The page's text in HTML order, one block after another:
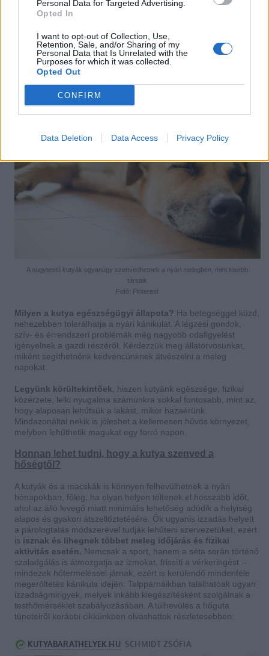
Personal Data for Targeted Advertising.
Opted In
I want to opt-out of Collection, Use,
Retention, Sale, and/or Sharing of my
Personal Data that Is Unrelated with the
Purposes for which it was collected.
Opted Out
CONFIRM
Data Deletion Data Access Privacy Policy
páran, akik ránézésre magasabbak a méretkategóriába tartozó
társaiknál. A nyúlánk whippetek és a kis olasz agár például
vékony bundájuk, a testmérethez mérten csekélyebb testsúly és
a minimális zsírszövet nem biztosít nekik elegendő védelmet
sem a hideg, sem a meleg ellen. Járjunk el óvatosan a légkondi
használatakor, nehogy kedvencünk egészsége szenvedje meg a
jószándékot.
A nagytestű kutyák ugyanúgy szenvedhetnek a nyári melegben, mint kisebb
társaik
Fotó: Pinterest
Milyen a kutya egészségügyi állapota? Ha betegséggel küzd,
nehezebben tolerálhatja a nyári kánikulát. A légzési gondok,
szív- és érrendszeri problémák még nagyobb odafigyelést
igényelnek a gazdi részéről. Kérdezzük meg állatorvosunkat,
miként segíthetnénk kedvencünknek átvészelni a meleg
napokat.
Legyünk körültekintőek , hiszen kutyánk egészsége, fizikai
közérzete, lelki nyugalma számunkra sokkal fontosabb, mint az,
hogy alaposan lehűtsük a lakást, mikor hazaérünk.
Mindazonáltal nekik is jóleshet a kellemesen hűvös környezet,
melyben lehűthetik magukat egy forró napon.
Honnan lehet tudni, hogy a kutya szenved a
hőségtől?
A kutyák és a macskák is könnyen felhevülhetnek a nyári
hónapokban, főleg, ha olyan helyen töltenek el hosszabb időt,
ahol az álló levegő miatt minimális lehetőség adódik a helyiség
alapos és gyakori átszellőztetésére. Ők ugyanis izzadás helyett
a párologtatás módszerével tudják lehűteni szervezetüket, ezért
is isznak és lihegnek többet meleg időjárás és fizikai
aktivitás esetén. Nemcsak a sport, hanem a séta során történő
szaladgálás is átmozgatja az izmokat, frissíti a vérkeringést –
mindezek hőtermeléssel járnak, ezért is kerülendő mindenféle
megerőltetés kánikula idején. Talppárnáikban találhatóak ugyan
izzadságmirigyek, melyek inkább kiegészítésként szolgálnak a
testhőmérséklet szabályozásában. A túlhevülés a hőguta
tüneteiről korábbi cikkünkben olvashattok részletesebben: